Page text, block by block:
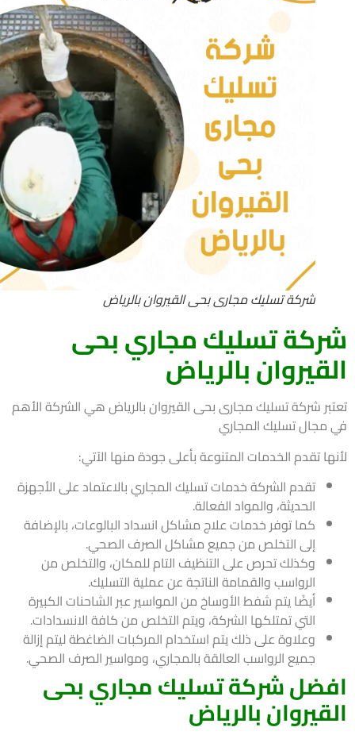
شركة تسليك مجارى بحى القيروان بالرياض
تسليك مجاري بحى
بالرياض
شركة تسليك مجارى بحى القيروان بالرياض هي الشركة الأهم
تسليك المجاري
تقدم الخدمات المتنوعة بأعلى جودة منها الآتي:
تقدم الشركة خدمات تسليك المجاري بالاعتماد على الأجهزة
الحديثة، والمواد الفعالة.
كما توفر خدمات علاج مشاكل انسداد البالوعات، بالإضافة
إلى التخلص من جميع مشاكل الصرف الصحي.
وكذلك تحرص على التنظيف التام للمكان، والتخلص من
الرواسب والقمامة الناتجة عن عملية التسليك.
أيضًا يتم شفط الأوساخ من المواسير عبر الشاحنات الكبيرة
التي تمتلكها الشركة، ويتم التخلص من كافة الانسدادات.
وعلاوة على ذلك يتم استخدام المركبات الضاغطة ليتم إزالة
جميع الرواسب العالقة بالمجاري، ومواسير الصرف الصحي.
شركة تسليك مجاري بحى
بالرياض